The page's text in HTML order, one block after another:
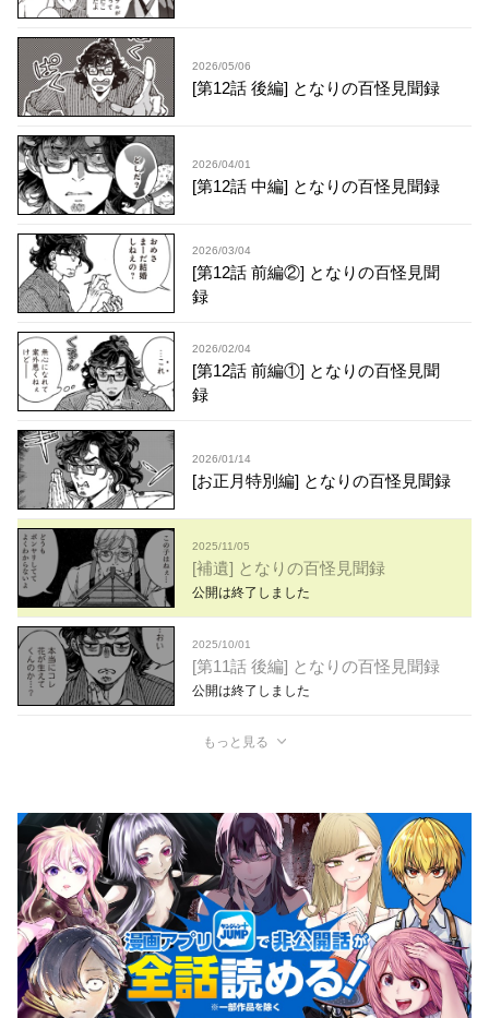
2026/05/06
[第12話 後編] となりの百怪見聞録
2026/04/01
[第12話 中編] となりの百怪見聞録
2026/03/04
[第12話 前編②] となりの百怪見聞
録
2026/02/04
[第12話 前編①] となりの百怪見聞
録
2026/01/14
[お正月特別編] となりの百怪見聞録
2025/11/05
[補遺] となりの百怪見聞録
公開は終了しました
2025/10/01
[第11話 後編] となりの百怪見聞録
公開は終了しました
もっと見る